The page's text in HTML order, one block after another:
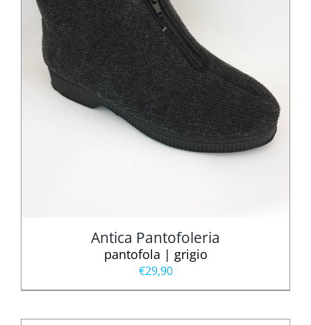
Antica Pantofoleria
pantofola | grigio
€29,90